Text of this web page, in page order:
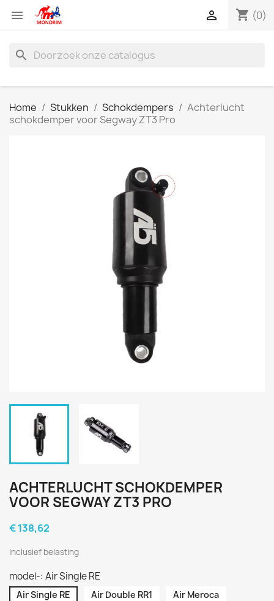
 shopping_cart (0)

search
Home Stukken Schokdempers
Achterlucht
schokdemper voor Segway ZT3 Pro
ACHTERLUCHT SCHOKDEMPER
VOOR SEGWAY ZT3 PRO
€ 138,62
Inclusief belasting
model-: Air Single RE
Air Single RE Air Double RR1
Air Meroca